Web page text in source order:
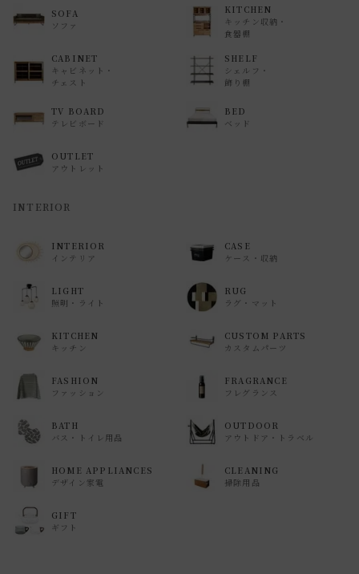
SOFA
ソファ
KITCHEN
キッチン収納・
食器棚
CABINET
キャビネット・
チェスト
SHELF
シェルフ・
飾り棚
TV BOARD
テレビボード
BED
ベッド
OUTLET
アウトレット
INTERIOR
INTERIOR
インテリア
CASE
ケース・収納
LIGHT
照明・ライト
RUG
ラグ・マット
KITCHEN
キッチン
CUSTOM PARTS
カスタムパーツ
FASHION
ファッション
FRAGRANCE
フレグランス
BATH
バス・トイレ用品
OUTDOOR
アウトドア・トラベル
HOME APPLIANCES
デザイン家電
CLEANING
掃除用品
GIFT
ギフト